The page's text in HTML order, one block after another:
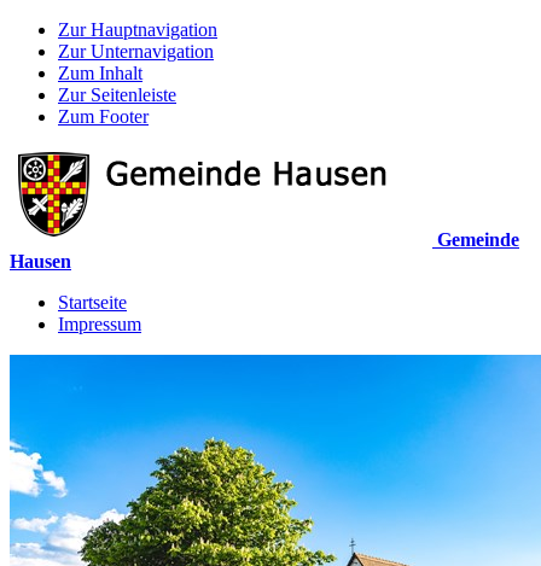
Zur Hauptnavigation
Zur Unternavigation
Zum Inhalt
Zur Seitenleiste
Zum Footer
Gemeinde
Hausen
Startseite
Impressum